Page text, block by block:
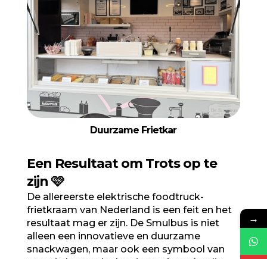
Duurzame Frietkar
Een Resultaat om Trots op te
zijn 🩷
De allereerste elektrische foodtruck-
frietkraam van Nederland is een feit en het
resultaat mag er zijn. De Smulbus is niet
alleen een innovatieve en duurzame
snackwagen, maar ook een symbool van
→